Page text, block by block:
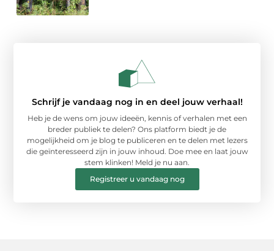
Schrijf je vandaag nog in en deel jouw verhaal!
Heb je de wens om jouw ideeën, kennis of verhalen met een
breder publiek te delen? Ons platform biedt je de
mogelijkheid om je blog te publiceren en te delen met lezers
die geïnteresseerd zijn in jouw inhoud. Doe mee en laat jouw
stem klinken! Meld je nu aan.
Registreer u vandaag nog